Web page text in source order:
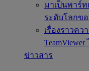
มาเป็นพาร์ท
ระดับโลกขอ
เรื่องราวคว
TeamViewer
ข่าวสาร